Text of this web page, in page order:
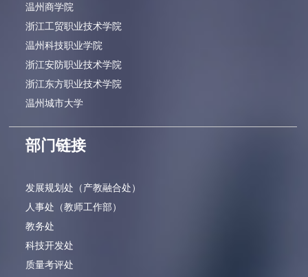
温州商学院
浙江工贸职业技术学院
温州科技职业学院
浙江安防职业技术学院
浙江东方职业技术学院
温州城市大学
部门链接
发展规划处（产教融合处）
人事处（教师工作部）
教务处
科技开发处
质量考评处